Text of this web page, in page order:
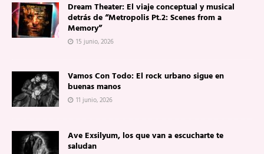
Dream Theater: El viaje conceptual y musical
detrás de “Metropolis Pt.2: Scenes from a
Memory”
15 junio, 2026
Vamos Con Todo: El rock urbano sigue en
buenas manos
11 junio, 2026
Ave Exsilyum, los que van a escucharte te
saludan